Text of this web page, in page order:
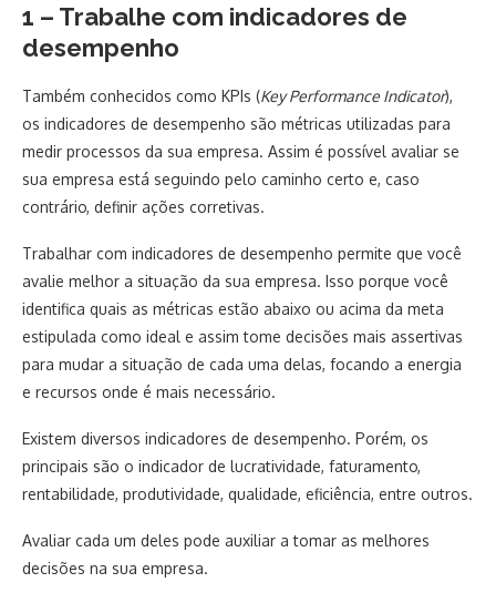
1 – Trabalhe com indicadores de
desempenho
Também conhecidos como KPIs (Key Performance Indicator),
os indicadores de desempenho são métricas utilizadas para
medir processos da sua empresa. Assim é possível avaliar se
sua empresa está seguindo pelo caminho certo e, caso
contrário, definir ações corretivas.
Trabalhar com indicadores de desempenho permite que você
avalie melhor a situação da sua empresa. Isso porque você
identifica quais as métricas estão abaixo ou acima da meta
estipulada como ideal e assim tome decisões mais assertivas
para mudar a situação de cada uma delas, focando a energia
e recursos onde é mais necessário.
Existem diversos indicadores de desempenho. Porém, os
principais são o indicador de lucratividade, faturamento,
rentabilidade, produtividade, qualidade, eficiência, entre outros.
Avaliar cada um deles pode auxiliar a tomar as melhores
decisões na sua empresa.